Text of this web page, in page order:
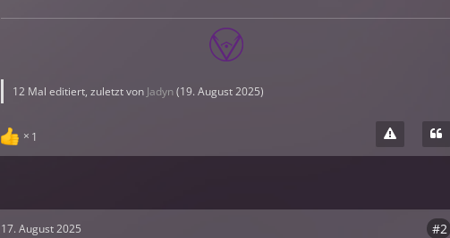
12 Mal editiert, zuletzt von Jadyn(19. August 2025)
1
17. August 2025 #2